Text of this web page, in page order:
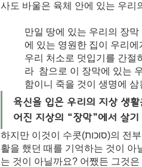
사도 바울은 육체 안에 있는 우리
만일 땅에 있는 우리의 장
에 있는 영원한 집이 우리
우리 처소로 덧입기를 간절
라  참으로 이 장막에 있는
함이니 죽을 것이 생명에
육신을 입은 우리의 지상 생
어진 지상의 “장막”에서 살
하지만 이것이 수콧(סוכות)의 전부는 아니겠지요? 그것은 출애굽 후 약속의 땅으로 가는 길목에서 광야생
활을 했던 때를 기억하는 것이 아
는 것이 아닐까요? 어쨌든 그것